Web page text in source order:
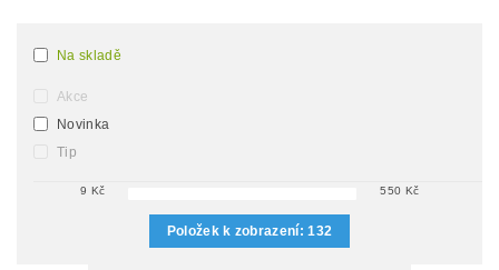
Na skladě
Akce
Novinka
Tip
9 Kč 550 Kč
Položek k zobrazení:132